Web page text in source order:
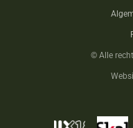
© Alle